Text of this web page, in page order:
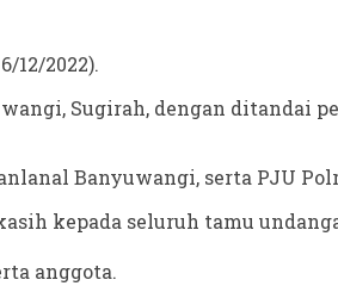
12/2022).
Sugirah, dengan ditandai
Banyuwangi, serta PJU
kepada seluruh tamu
anggota.